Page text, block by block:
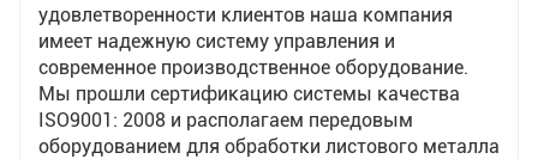
удовлетворенности клиентов наша компания
имеет надежную систему управления и
современное производственное оборудование.
Мы прошли сертификацию системы качества
ISO9001: 2008 и располагаем передовым
оборудованием для обработки листового металла